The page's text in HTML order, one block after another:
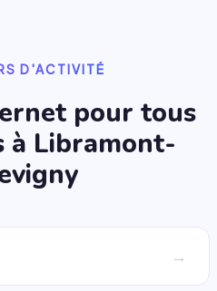
D'ACTIVITÉ
pour tous
à Libramont-
→